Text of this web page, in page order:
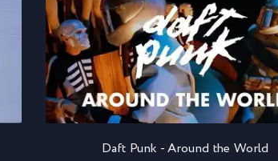
Daft Punk - Around the World